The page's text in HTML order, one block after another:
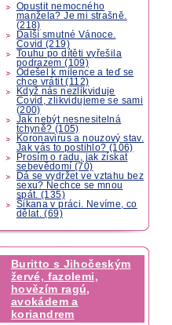
Opustit nemocného
manžela? Je mi strašně.
(218)
Další smutné Vánoce.
Covid (219)
Touhu po dítěti vyřešila
podrazem (109)
Odešel k milence a teď se
chce vrátit (112)
Když nás nezlikviduje
Covid, zlikvidujeme se sami
(200)
Jak nebýt nesnesitelná
tchyně? (105)
Koronavirus a nouzový stav.
Jak vás to postihlo? (106)
Prosím o radu, jak získat
sebevědomí (70)
Dá se vydržet ve vztahu bez
sexu? Nechce se mnou
spát. (135)
Šikana v práci. Nevíme, co
dělat. (69)
Buritto s Jihočeským
žervé, fazolemi,
hovězím ragú,
avokádem a
koriandrem